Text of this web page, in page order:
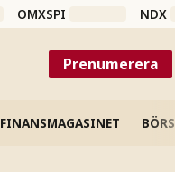
OMXSPI NDX
Prenumerera
FINANSMAGASINET BÖRS